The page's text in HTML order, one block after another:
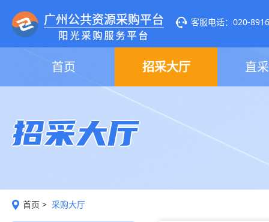
客服电话：020-
首页 招采大厅 直
招采大厅
首页 > 采购大厅